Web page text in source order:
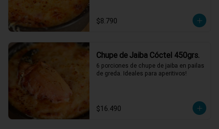
$8.790
Chupe de Jaiba Cóctel 450grs.
6 porciones de chupe de jaiba en pailas
de greda. Ideales para aperitivos!
$16.490